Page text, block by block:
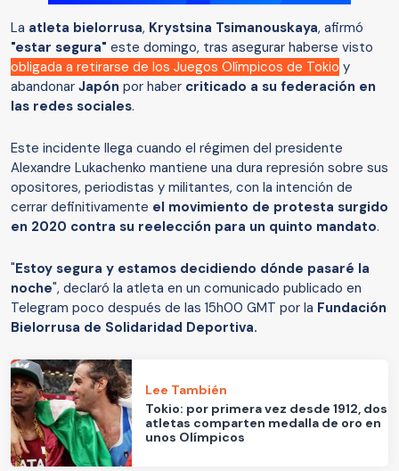
La atleta bielorrusa, Krystsina Tsimanouskaya, afirmó
"estar segura" este domingo, tras asegurar haberse visto
obligada a retirarse de los Juegos Olímpicos de Tokio y
abandonar Japón por haber criticado a su federación en
las redes sociales.
Este incidente llega cuando el régimen del presidente
Alexandre Lukachenko mantiene una dura represión sobre sus
opositores, periodistas y militantes, con la intención de
cerrar definitivamente el movimiento de protesta surgido
en 2020 contra su reelección para un quinto mandato.
"Estoy segura y estamos decidiendo dónde pasaré la
noche", declaró la atleta en un comunicado publicado en
Telegram poco después de las 15h00 GMT por la Fundación
Bielorrusa de Solidaridad Deportiva.
Lee También
Tokio: por primera vez desde 1912, dos
atletas comparten medalla de oro en
unos Olímpicos